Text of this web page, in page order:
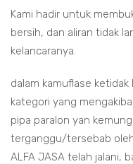
Kami hadir untuk
bersih, dan aliran tidak
kelancaranya.
dalam kamuflase
kategori yang
pipa paralon yan
terganggu/tersebab
ALFA JASA telah jalani,